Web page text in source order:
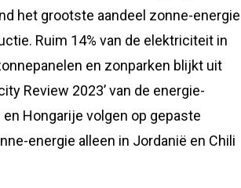
het grootste aandeel zonne-energie
Ruim 14% van de elektriciteit in
en zonparken blijkt uit
Review 2023’ van de energie-
Hongarije volgen op gepaste
energie alleen in Jordanië en Chili